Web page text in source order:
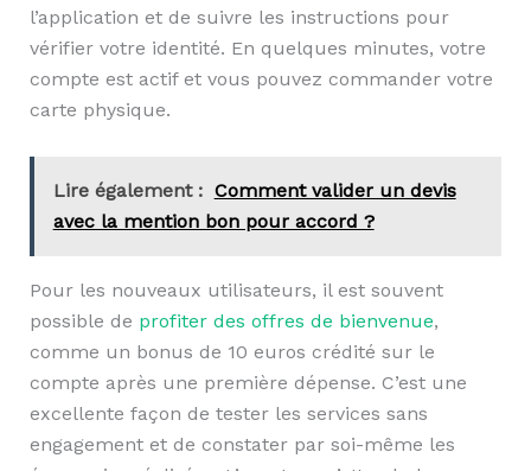
l’application et de suivre les instructions pour
vérifier votre identité. En quelques minutes, votre
compte est actif et vous pouvez commander votre
carte physique.
Lire également : Comment valider un devis
avec la mention bon pour accord ?
Pour les nouveaux utilisateurs, il est souvent
possible de profiter des offres de bienvenue,
comme un bonus de 10 euros crédité sur le
compte après une première dépense. C’est une
excellente façon de tester les services sans
engagement et de constater par soi-même les